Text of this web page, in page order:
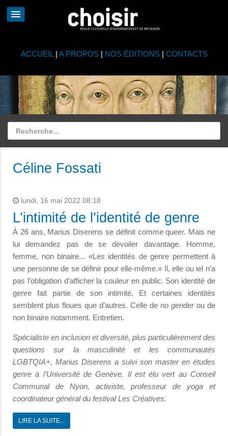
ACCUEIL | A PROPOS| NOS ÉDITIONS| CONTACTS
Céline Fossati
lundi, 16 mai 2022 08:18
L’intimité de l’identité de genre
À 26 ans, Marius Diserens se définit comme queer. Mais ne
lui demandez pas de se dévoiler davantage. Homme,
femme, non binaire... «Les identités de genre permettent à
une personne de se définir pour elle-même.» Il, elle ou iel n’a
pas l’obligation d’afficher la couleur en public. Son identité de
genre fait partie de son intimité. Et certaines identités
semblent plus floues que d’autres. Celle de no genderou de
non binaire notamment. Entretien.
Spécialiste en inclusion et diversité, plus particulièrement des
questions sur la masculinité et les communautés
LGBTQIA+, Marius Diserens a suivi son master en études
genre à l’Université de Genève. Il est élu vert au Conseil
Communal de Nyon, activiste, professeur de yoga et
coordinateur général du festival Les Créatives.
LIRE LA SUITE...